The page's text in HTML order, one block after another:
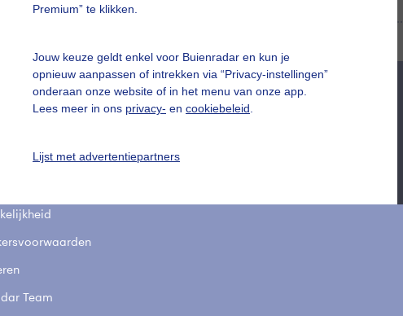
Premium” te klikken.
Jouw keuze geldt enkel voor Buienradar en kun je
opnieuw aanpassen of intrekken via “Privacy-instellingen”
onderaan onze website of in het menu van onze app.
Lees meer in ons privacy- en cookiebeleid
Lijst met advertentiepartners
vragen
Team
Mijn weer